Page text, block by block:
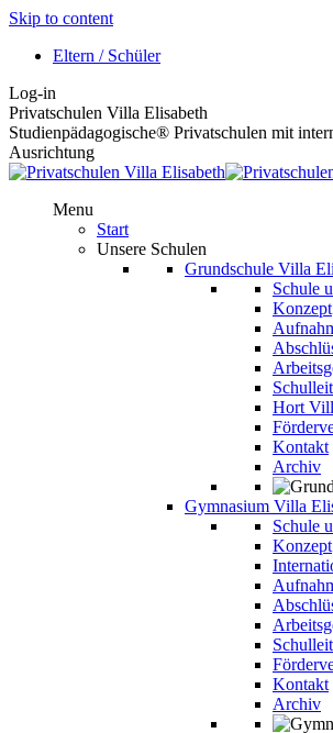
Skip to content
Eltern / Schüler
Log-in
Privatschulen Villa Elisabeth
Studienpädagogische® Privatschulen mit
Ausrichtung
Menu
Start
Unsere Schulen
Grundschule Villa
Schule
Konzept
Hort
Kontakt
Archiv
Gymnasium Villa
Schule
Konzept
Kontakt
Archiv